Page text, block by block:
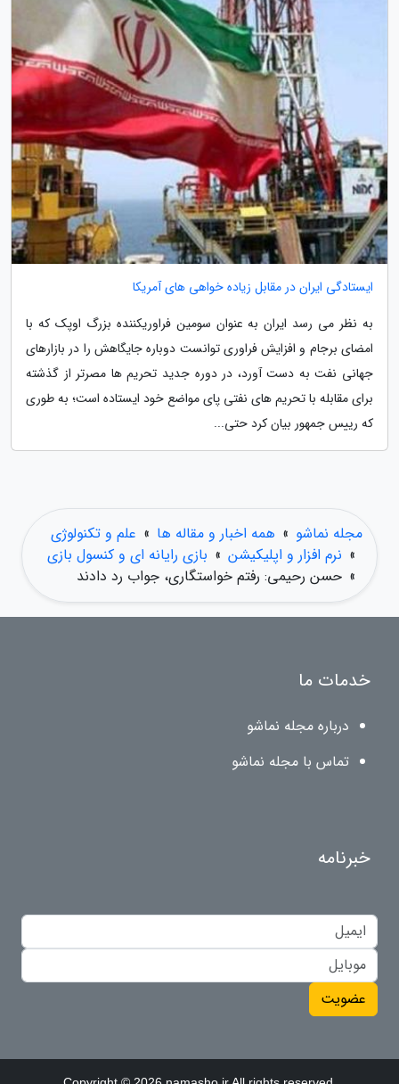
ایستادگی ایران در مقابل زیاده خواهی های آمریکا
به نظر می رسد ایران به عنوان سومین فراوریکننده بزرگ اوپک که با
امضای برجام و افزایش فراوری توانست دوباره جایگاهش را در بازارهای
جهانی نفت به دست آورد، در دوره جدید تحریم ها مصرتر از گذشته
برای مقابله با تحریم های نفتی پای مواضع خود ایستاده است؛ به طوری
که رییس جمهور بیان کرد حتی...
مجله نماشو » همه اخبار و مقاله ها » علم و تکنولوژی
» نرم افزار و اپلیکیشن » بازی رایانه ای و کنسول بازی
» حسن رحیمی: رفتم خواستگاری، جواب رد دادند
خدمات ما
درباره مجله نماشو
تماس با مجله نماشو
خبرنامه
عضویت